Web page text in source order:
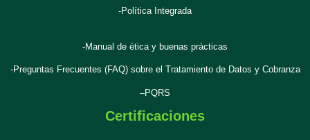
-Política Integrada
-Manual de ética y buenas prácticas
-Preguntas Frecuentes (FAQ) sobre el Tratamiento de Datos y Cobranza
–PQRS
Certificaciones